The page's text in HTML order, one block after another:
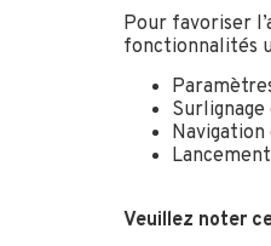
Pour favoriser
fonctionnalités
Veuillez noter